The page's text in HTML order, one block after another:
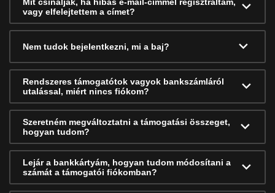
vagy elfelejtettem a címet?
Nem tudok bejelentkezni, mi a baj?
Rendszeres támogatótok vagyok bankszámláról
utalással, miért nincs fiókom?
Szeretném megváltoztatni a támogatási összeget,
hogyan tudom?
Lejár a bankkártyám, hogyan tudom módosítani a
számát a támogatói fiókomban?